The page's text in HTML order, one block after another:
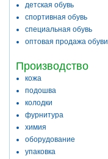
детская обувь
спортивная обувь
специальная обувь
оптовая продажа обуви
Производство
кожа
подошва
колодки
фурнитура
химия
оборудование
упаковка